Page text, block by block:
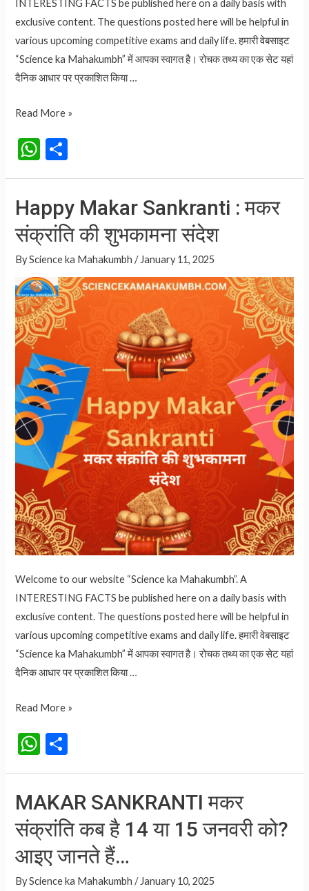
INTERESTING FACTS be published here on a daily basis with
exclusive content. The questions posted here will be helpful in
various upcoming competitive exams and daily life. हमारी वेबसाइट
“Science ka Mahakumbh” में आपका स्वागत है। रोचक तथ्य का एक सेट यहां
दैनिक आधार पर प्रकाशित किया …
छत्तीसगढ़ में
कैसे
है
Chhattisgarh
Chherchhera
Festival
Read More »
W
h
s
A
p
p
h
ar
e
Happy Makar Sankranti : मकर
संक्रांति की शुभकामना संदेश
ByScience ka Mahakumbh / January 11, 2025
Welcome to our website “Science ka Mahakumbh”. A
INTERESTING FACTS be published here on a daily basis with
exclusive content. The questions posted here will be helpful in
various upcoming competitive exams and daily life. हमारी वेबसाइट
“Science ka Mahakumbh” में आपका स्वागत है। रोचक तथ्य का एक सेट यहां
दैनिक आधार पर प्रकाशित किया …
Happy
Sankranti
संक्रांति
शुभकामना
संदेश
Read More »
W
h
at
s
A
p
p
h
ar
e
MAKAR SANKRANTI मकर
संक्रांति कब है 14 या 15 जनवरी को?
आइए जानते हैं…
ByScience ka Mahakumbh / January 10, 2025